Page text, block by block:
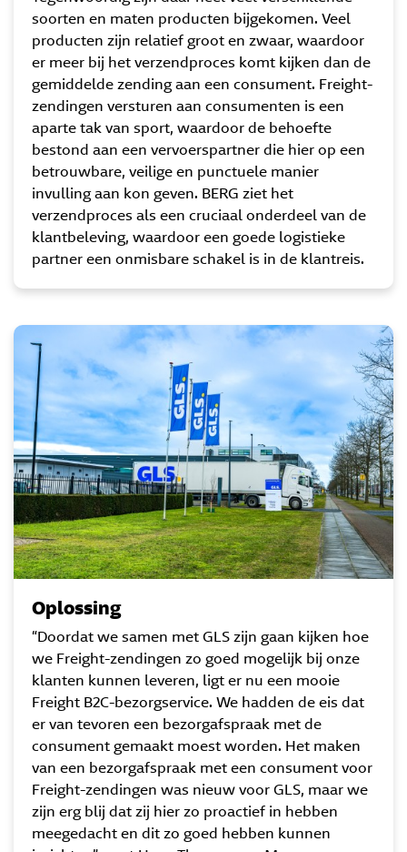
soorten en maten producten bijgekomen. Veel
producten zijn relatief groot en zwaar, waardoor
er meer bij het verzendproces komt kijken dan de
gemiddelde zending aan een consument. Freight-
zendingen versturen aan consumenten is een
aparte tak van sport, waardoor de behoefte
bestond aan een vervoerspartner die hier op een
betrouwbare, veilige en punctuele manier
invulling aan kon geven. BERG ziet het
verzendproces als een cruciaal onderdeel van de
klantbeleving, waardoor een goede logistieke
partner een onmisbare schakel is in de klantreis.
Oplossing
“Doordat we samen met GLS zijn gaan kijken hoe
we Freight-zendingen zo goed mogelijk bij onze
klanten kunnen leveren, ligt er nu een mooie
Freight B2C-bezorgservice. We hadden de eis dat
er van tevoren een bezorgafspraak met de
consument gemaakt moest worden. Het maken
van een bezorgafspraak met een consument voor
Freight-zendingen was nieuw voor GLS, maar we
zijn erg blij dat zij hier zo proactief in hebben
meegedacht en dit zo goed hebben kunnen